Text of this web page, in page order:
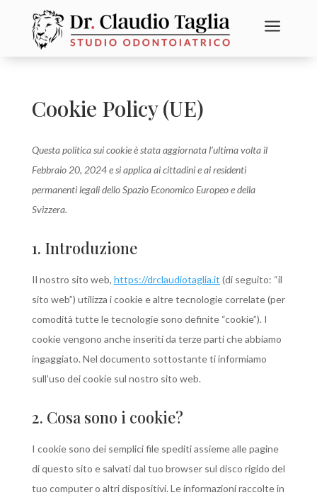
a
Cookie Policy (UE)
Questa politica sui cookie è stata aggiornata l’ultima volta il
Febbraio 20, 2024 e si applica ai cittadini e ai residenti
permanenti legali dello Spazio Economico Europeo e della
Svizzera.
1. Introduzione
Il nostro sito web, https://drclaudiotaglia.it (di seguito: “il
sito web”) utilizza i cookie e altre tecnologie correlate (per
comodità tutte le tecnologie sono definite “cookie”). I
cookie vengono anche inseriti da terze parti che abbiamo
ingaggiato. Nel documento sottostante ti informiamo
sull’uso dei cookie sul nostro sito web.
2. Cosa sono i cookie?
I cookie sono dei semplici file spediti assieme alle pagine
di questo sito e salvati dal tuo browser sul disco rigido del
tuo computer o altri dispositivi. Le informazioni raccolte in